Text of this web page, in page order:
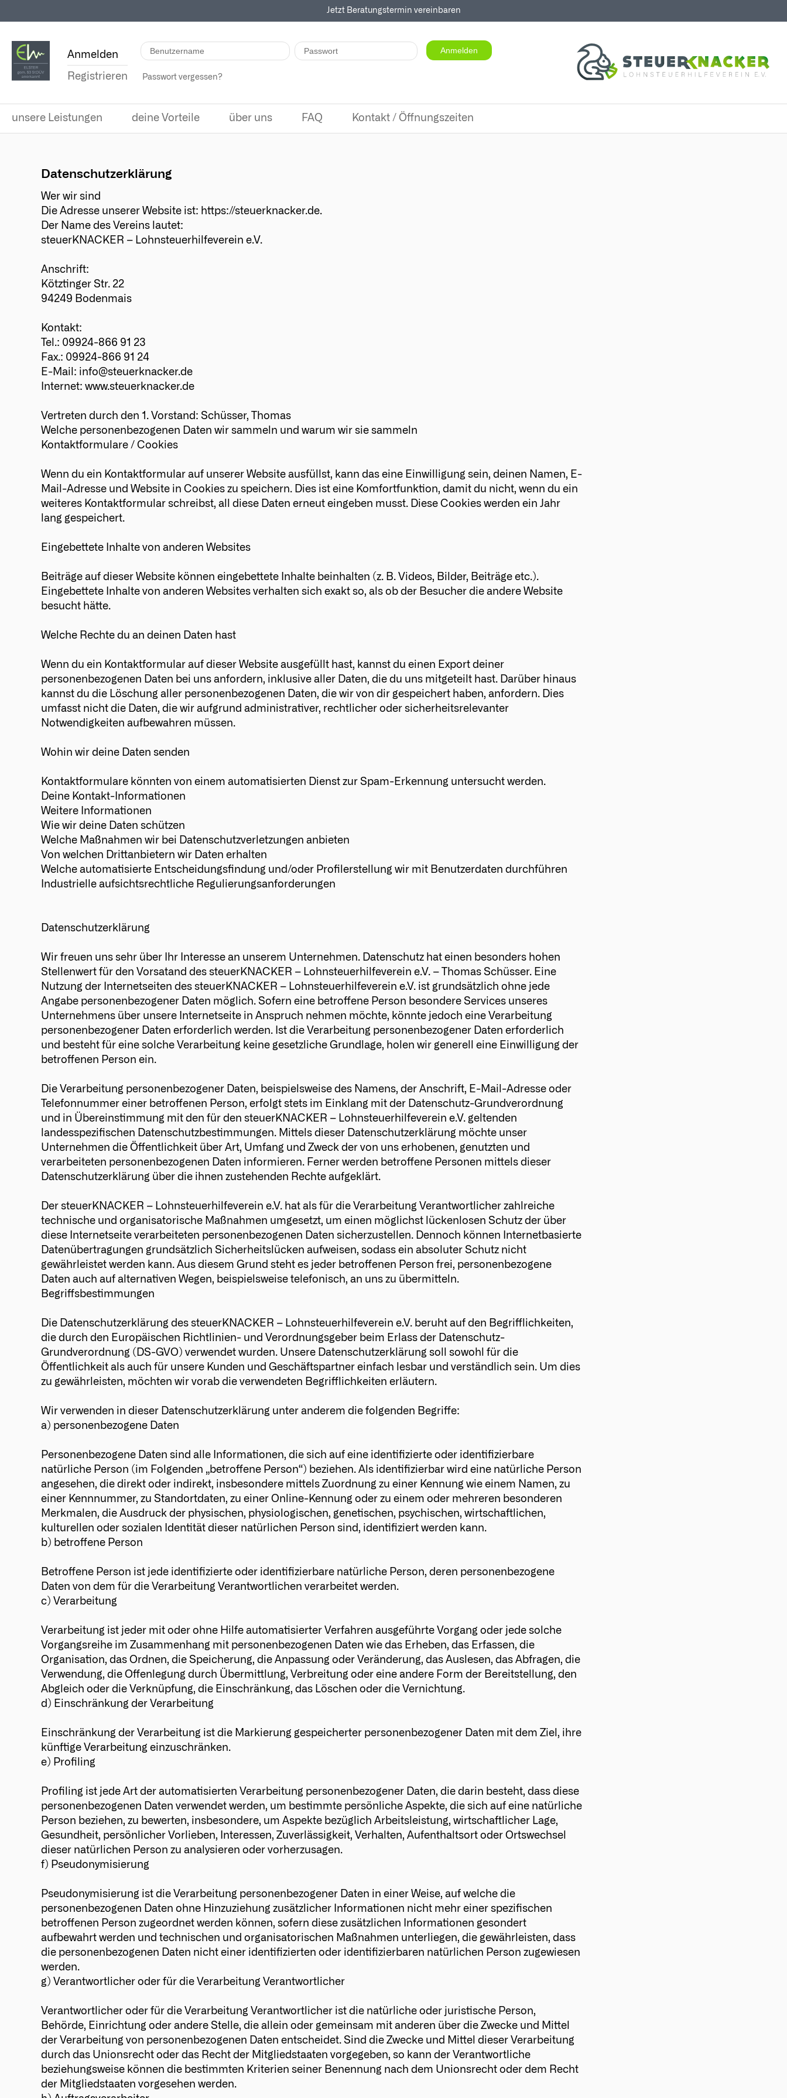
Jetzt Beratungstermin vereinbaren
Anmelden
Registrieren Passwort vergessen?
unsere Leistungen deine Vorteile über uns FAQ Kontakt / Öffnungszeiten
Datenschutzerklärung
Wer wir sind
Die Adresse unserer Website ist: https://steuerknacker.de.
Der Name des Vereins lautet:
steuerKNACKER – Lohnsteuerhilfeverein e.V.
Anschrift:
Kötztinger Str. 22
94249 Bodenmais
Kontakt:
Tel.: 09924-866 91 23
Fax.: 09924-866 91 24
E-Mail: info@steuerknacker.de
Internet: www.steuerknacker.de
Vertreten durch den 1. Vorstand: Schüsser, Thomas
Welche personenbezogenen Daten wir sammeln und warum wir sie sammeln
Kontaktformulare / Cookies
Wenn du ein Kontaktformular auf unserer Website ausfüllst, kann das eine Einwilligung sein, deinen Namen, E-
Mail-Adresse und Website in Cookies zu speichern. Dies ist eine Komfortfunktion, damit du nicht, wenn du ein
weiteres Kontaktformular schreibst, all diese Daten erneut eingeben musst. Diese Cookies werden ein Jahr
lang gespeichert.
Eingebettete Inhalte von anderen Websites
Beiträge auf dieser Website können eingebettete Inhalte beinhalten (z. B. Videos, Bilder, Beiträge etc.).
Eingebettete Inhalte von anderen Websites verhalten sich exakt so, als ob der Besucher die andere Website
besucht hätte.
Welche Rechte du an deinen Daten hast
Wenn du ein Kontaktformular auf dieser Website ausgefüllt hast, kannst du einen Export deiner
personenbezogenen Daten bei uns anfordern, inklusive aller Daten, die du uns mitgeteilt hast. Darüber hinaus
kannst du die Löschung aller personenbezogenen Daten, die wir von dir gespeichert haben, anfordern. Dies
umfasst nicht die Daten, die wir aufgrund administrativer, rechtlicher oder sicherheitsrelevanter
Notwendigkeiten aufbewahren müssen.
Wohin wir deine Daten senden
Kontaktformulare könnten von einem automatisierten Dienst zur Spam-Erkennung untersucht werden.
Deine Kontakt-Informationen
Weitere Informationen
Wie wir deine Daten schützen
Welche Maßnahmen wir bei Datenschutzverletzungen anbieten
Von welchen Drittanbietern wir Daten erhalten
Welche automatisierte Entscheidungsfindung und/oder Profilerstellung wir mit Benutzerdaten durchführen
Industrielle aufsichtsrechtliche Regulierungsanforderungen
Datenschutzerklärung
Wir freuen uns sehr über Ihr Interesse an unserem Unternehmen. Datenschutz hat einen besonders hohen
Stellenwert für den Vorsatand des steuerKNACKER – Lohnsteuerhilfeverein e.V. – Thomas Schüsser. Eine
Nutzung der Internetseiten des steuerKNACKER – Lohnsteuerhilfeverein e.V. ist grundsätzlich ohne jede
Angabe personenbezogener Daten möglich. Sofern eine betroffene Person besondere Services unseres
Unternehmens über unsere Internetseite in Anspruch nehmen möchte, könnte jedoch eine Verarbeitung
personenbezogener Daten erforderlich werden. Ist die Verarbeitung personenbezogener Daten erforderlich
und besteht für eine solche Verarbeitung keine gesetzliche Grundlage, holen wir generell eine Einwilligung der
betroffenen Person ein.
Die Verarbeitung personenbezogener Daten, beispielsweise des Namens, der Anschrift, E-Mail-Adresse oder
Telefonnummer einer betroffenen Person, erfolgt stets im Einklang mit der Datenschutz-Grundverordnung
und in Übereinstimmung mit den für den steuerKNACKER – Lohnsteuerhilfeverein e.V. geltenden
landesspezifischen Datenschutzbestimmungen. Mittels dieser Datenschutzerklärung möchte unser
Unternehmen die Öffentlichkeit über Art, Umfang und Zweck der von uns erhobenen, genutzten und
verarbeiteten personenbezogenen Daten informieren. Ferner werden betroffene Personen mittels dieser
Datenschutzerklärung über die ihnen zustehenden Rechte aufgeklärt.
Der steuerKNACKER – Lohnsteuerhilfeverein e.V. hat als für die Verarbeitung Verantwortlicher zahlreiche
technische und organisatorische Maßnahmen umgesetzt, um einen möglichst lückenlosen Schutz der über
diese Internetseite verarbeiteten personenbezogenen Daten sicherzustellen. Dennoch können Internetbasierte
Datenübertragungen grundsätzlich Sicherheitslücken aufweisen, sodass ein absoluter Schutz nicht
gewährleistet werden kann. Aus diesem Grund steht es jeder betroffenen Person frei, personenbezogene
Daten auch auf alternativen Wegen, beispielsweise telefonisch, an uns zu übermitteln.
Begriffsbestimmungen
Die Datenschutzerklärung des steuerKNACKER – Lohnsteuerhilfeverein e.V. beruht auf den Begrifflichkeiten,
die durch den Europäischen Richtlinien- und Verordnungsgeber beim Erlass der Datenschutz-
Grundverordnung (DS-GVO) verwendet wurden. Unsere Datenschutzerklärung soll sowohl für die
Öffentlichkeit als auch für unsere Kunden und Geschäftspartner einfach lesbar und verständlich sein. Um dies
zu gewährleisten, möchten wir vorab die verwendeten Begrifflichkeiten erläutern.
Wir verwenden in dieser Datenschutzerklärung unter anderem die folgenden Begriffe:
a) personenbezogene Daten
Personenbezogene Daten sind alle Informationen, die sich auf eine identifizierte oder identifizierbare
natürliche Person (im Folgenden „betroffene Person“) beziehen. Als identifizierbar wird eine natürliche Person
angesehen, die direkt oder indirekt, insbesondere mittels Zuordnung zu einer Kennung wie einem Namen, zu
einer Kennnummer, zu Standortdaten, zu einer Online-Kennung oder zu einem oder mehreren besonderen
Merkmalen, die Ausdruck der physischen, physiologischen, genetischen, psychischen, wirtschaftlichen,
kulturellen oder sozialen Identität dieser natürlichen Person sind, identifiziert werden kann.
b) betroffene Person
Betroffene Person ist jede identifizierte oder identifizierbare natürliche Person, deren personenbezogene
Daten von dem für die Verarbeitung Verantwortlichen verarbeitet werden.
c) Verarbeitung
Verarbeitung ist jeder mit oder ohne Hilfe automatisierter Verfahren ausgeführte Vorgang oder jede solche
Vorgangsreihe im Zusammenhang mit personenbezogenen Daten wie das Erheben, das Erfassen, die
Organisation, das Ordnen, die Speicherung, die Anpassung oder Veränderung, das Auslesen, das Abfragen, die
Verwendung, die Offenlegung durch Übermittlung, Verbreitung oder eine andere Form der Bereitstellung, den
Abgleich oder die Verknüpfung, die Einschränkung, das Löschen oder die Vernichtung.
d) Einschränkung der Verarbeitung
Einschränkung der Verarbeitung ist die Markierung gespeicherter personenbezogener Daten mit dem Ziel, ihre
künftige Verarbeitung einzuschränken.
e) Profiling
Profiling ist jede Art der automatisierten Verarbeitung personenbezogener Daten, die darin besteht, dass diese
personenbezogenen Daten verwendet werden, um bestimmte persönliche Aspekte, die sich auf eine natürliche
Person beziehen, zu bewerten, insbesondere, um Aspekte bezüglich Arbeitsleistung, wirtschaftlicher Lage,
Gesundheit, persönlicher Vorlieben, Interessen, Zuverlässigkeit, Verhalten, Aufenthaltsort oder Ortswechsel
dieser natürlichen Person zu analysieren oder vorherzusagen.
f) Pseudonymisierung
Pseudonymisierung ist die Verarbeitung personenbezogener Daten in einer Weise, auf welche die
personenbezogenen Daten ohne Hinzuziehung zusätzlicher Informationen nicht mehr einer spezifischen
betroffenen Person zugeordnet werden können, sofern diese zusätzlichen Informationen gesondert
aufbewahrt werden und technischen und organisatorischen Maßnahmen unterliegen, die gewährleisten, dass
die personenbezogenen Daten nicht einer identifizierten oder identifizierbaren natürlichen Person zugewiesen
werden.
g) Verantwortlicher oder für die Verarbeitung Verantwortlicher
Verantwortlicher oder für die Verarbeitung Verantwortlicher ist die natürliche oder juristische Person,
Behörde, Einrichtung oder andere Stelle, die allein oder gemeinsam mit anderen über die Zwecke und Mittel
der Verarbeitung von personenbezogenen Daten entscheidet. Sind die Zwecke und Mittel dieser Verarbeitung
durch das Unionsrecht oder das Recht der Mitgliedstaaten vorgegeben, so kann der Verantwortliche
beziehungsweise können die bestimmten Kriterien seiner Benennung nach dem Unionsrecht oder dem Recht
der Mitgliedstaaten vorgesehen werden.